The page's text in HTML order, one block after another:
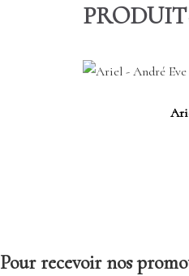
Pour recevoir nos